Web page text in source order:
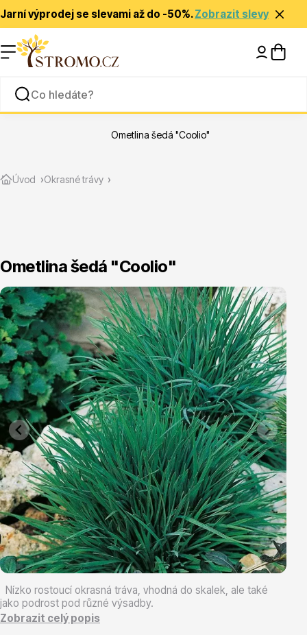
Jarní výprodej se slevami až do -50%.Zobrazit slevy
Rady a tipy
Zlevněné
Jehličnany
Vřesovištní rostliny
Vánoční stromky v květináčích a řezané
Úvod Okrasné trávy
Ometlina šedá "Coolio"
Ometlina šedá "Coolio"
Nízko rostoucí okrasná tráva, vhodná do skalek, ale také
jako podrost pod různé výsadby.
Zobrazit celý popis